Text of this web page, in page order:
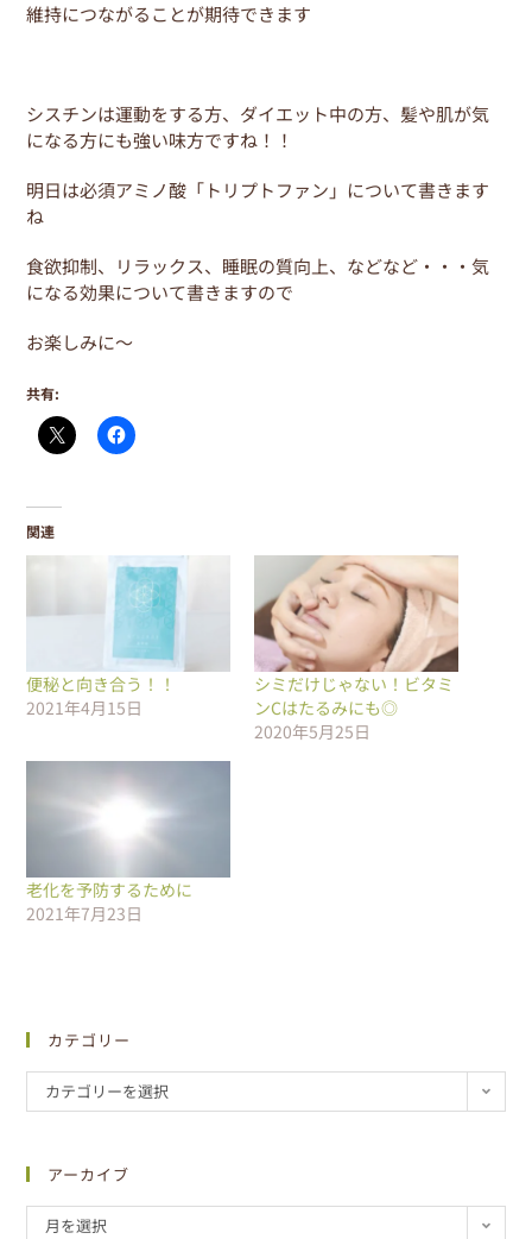
維持につながることが期待できます
シスチンは運動をする方、ダイエット中の方、髪や肌が気
になる方にも強い味方ですね！！
明日は必須アミノ酸「トリプトファン」について書きます
ね
食欲抑制、リラックス、睡眠の質向上、などなど・・・気
になる効果について書きますので
お楽しみに～
共有:
関連
便秘と向き合う！！
2021年4月15日
シミだけじゃない！ビタミ
ンCはたるみにも◎
2020年5月25日
老化を予防するために
2021年7月23日
カテゴリー
カテゴリーを選択
アーカイブ
月を選択